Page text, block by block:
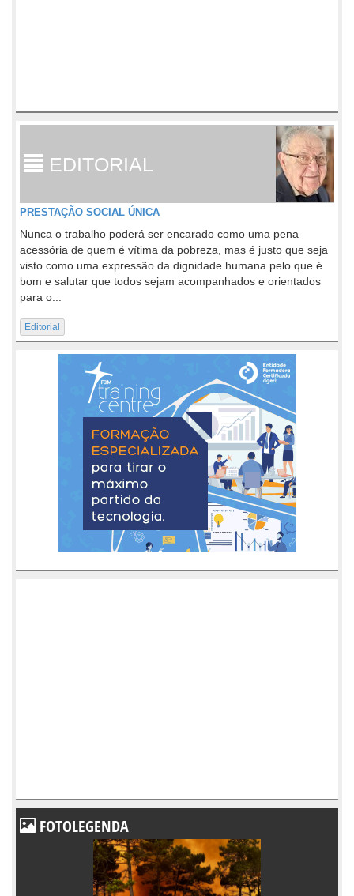
EDITORIAL
PRESTAÇÃO SOCIAL ÚNICA
Nunca o trabalho poderá ser encarado como uma pena
acessória de quem é vítima da pobreza, mas é justo que seja
visto como uma expressão da dignidade humana pelo que é
bom e salutar que todos sejam acompanhados e orientados
para o...
Editorial
FOTOLEGENDA